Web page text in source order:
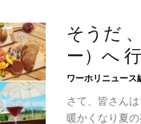
そうだ
ー）へ
ワーホリニュース
さて、皆さん
暖かくなり夏